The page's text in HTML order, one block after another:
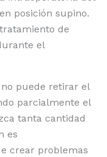
posición supino.
de
el
puede retirar el
parcialmente el
tanta cantidad
es
crear problemas